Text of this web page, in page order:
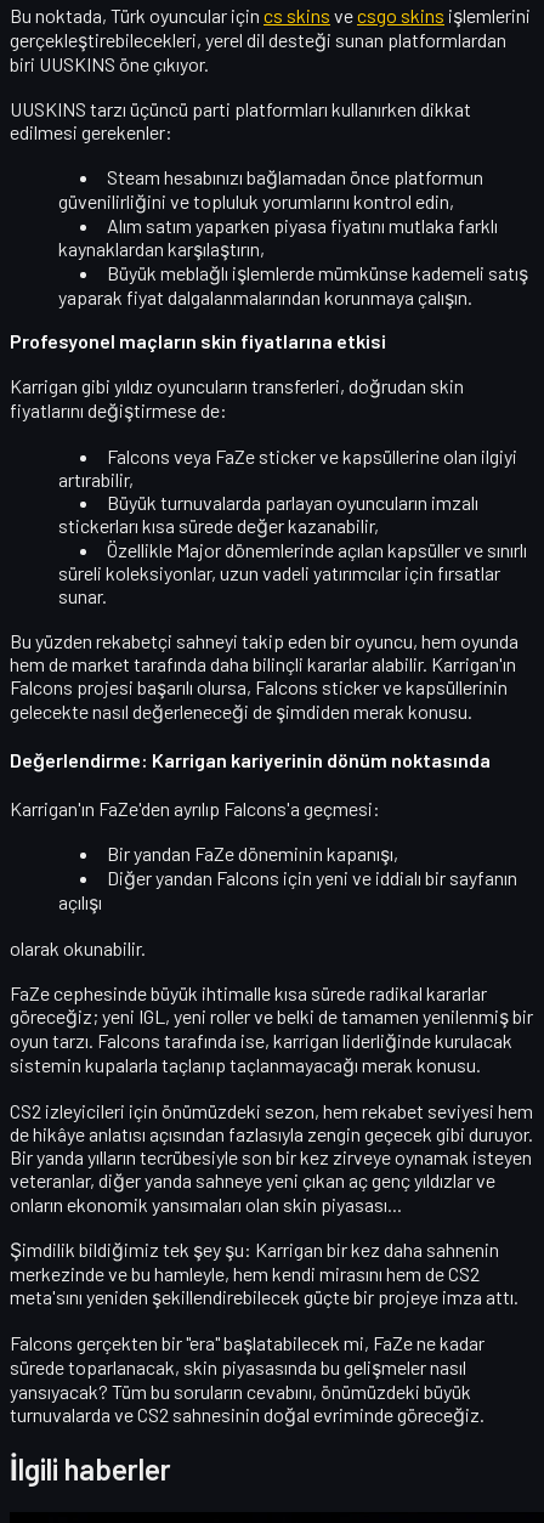
Bu noktada, Türk oyuncular için cs skins vecsgo skins işlemlerini
gerçekleştirebilecekleri, yerel dil desteği sunan platformlardan
biri UUSKINS öne çıkıyor.
UUSKINS tarzı üçüncü parti platformları kullanırken dikkat
edilmesi gerekenler:
Steam hesabınızı bağlamadan önce platformun
güvenilirliğini ve topluluk yorumlarını kontrol edin,
Alım satım yaparken piyasa fiyatını mutlaka farklı
kaynaklardan karşılaştırın,
Büyük meblağlı işlemlerde mümkünsekademeli satış
yaparak fiyat dalgalanmalarından korunmaya çalışın.
Profesyonel maçların skin fiyatlarına etkisi
Karrigan gibi yıldız oyuncuların transferleri, doğrudan skin
fiyatlarını değiştirmese de:
Falcons veya FaZe sticker ve kapsüllerine olan ilgiyi
artırabilir,
Büyük turnuvalarda parlayan oyuncuların imzalı
stickerları kısa sürededeğer kazanabilir,
Özellikle Major dönemlerinde açılan kapsüller ve sınırlı
süreli koleksiyonlar, uzun vadeli yatırımcılar için fırsatlar
sunar.
Bu yüzden rekabetçi sahneyi takip eden bir oyuncu, hem oyunda
hem demarket tarafında daha bilinçli kararlar alabilir. Karrigan'ın
Falcons projesi başarılı olursa, Falcons sticker ve kapsüllerinin
gelecekte nasıl değerleneceği de şimdiden merak konusu.
Değerlendirme: Karrigan kariyerinin dönüm noktasında
Karrigan'ın FaZe'den ayrılıp Falcons'a geçmesi:
Bir yandan FaZe döneminin kapanışı,
Diğer yandan Falcons için yeni ve iddialı bir sayfanın
açılışı
olarak okunabilir.
FaZe cephesinde büyük ihtimalle kısa sürede radikal kararlar
göreceğiz; yeni IGL, yeni roller ve belki de tamamen yenilenmiş bir
oyun tarzı. Falcons tarafında ise, karrigan liderliğinde kurulacak
sistemin kupalarla taçlanıp taçlanmayacağı merak konusu.
CS2 izleyicileri için önümüzdeki sezon, hem rekabet seviyesi hem
de hikâye anlatısı açısından fazlasıyla zengin geçecek gibi duruyor.
Bir yanda yılların tecrübesiyle son bir kez zirveye oynamak isteyen
veteranlar, diğer yanda sahneye yeni çıkan aç genç yıldızlar ve
onların ekonomik yansımaları olan skin piyasası...
Şimdilik bildiğimiz tek şey şu: Karrigan bir kez daha sahnenin
merkezinde ve bu hamleyle, hem kendi mirasını hem de CS2
meta'sını yeniden şekillendirebilecek güçte bir projeye imza attı.
Falcons gerçekten bir "era" başlatabilecek mi, FaZe ne kadar
sürede toparlanacak, skin piyasasında bu gelişmeler nasıl
yansıyacak? Tüm bu soruların cevabını, önümüzdeki büyük
turnuvalarda veCS2 sahnesinin doğal evrimindegöreceğiz.
İlgili haberler